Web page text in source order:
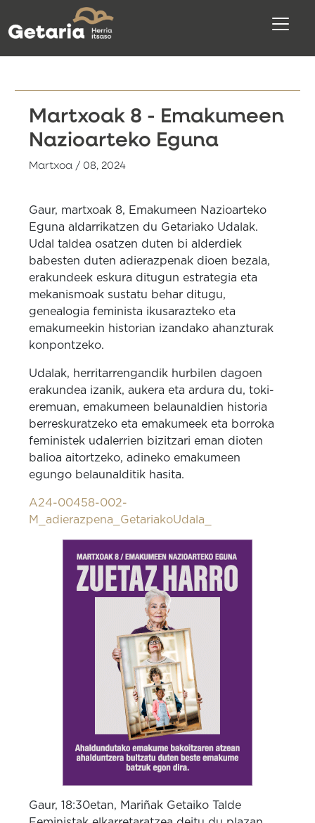
Martxoak 8 - Emakumeen
Nazioarteko Eguna
Martxoa / 08, 2024
Gaur, martxoak 8, Emakumeen Nazioarteko
Eguna aldarrikatzen du Getariako Udalak.
Udal taldea osatzen duten bi alderdiek
babesten duten adierazpenak dioen bezala,
erakundeek eskura ditugun estrategia eta
mekanismoak sustatu behar ditugu,
genealogia feminista ikusarazteko eta
emakumeekin historian izandako ahanzturak
konpontzeko.
Udalak, herritarrengandik hurbilen dagoen
erakundea izanik, aukera eta ardura du, toki-
eremuan, emakumeen belaunaldien historia
berreskuratzeko eta emakumeek eta borroka
feministek udalerrien bizitzari eman dioten
balioa aitortzeko, adineko emakumeen
egungo belaunalditik hasita.
A24-00458-002-
M_adierazpena_GetariakoUdala_
Gaur, 18:30etan, Mariñak Getaiko Talde